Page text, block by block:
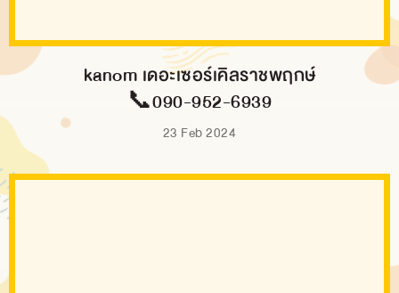
kanom เดอะเซอร์เคิลราชพฤกษ์
📞090-952-6939
23 Feb 2024